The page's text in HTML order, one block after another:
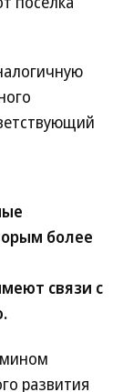
более
связи с
развития